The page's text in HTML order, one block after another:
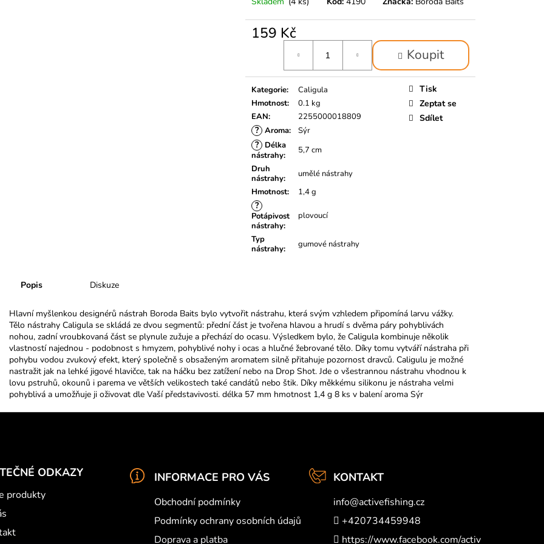
159 Kč
Koupit
Kategorie:
Caligula
Hmotnost:
0.1 kg
EAN: 2255000018809
? Aroma: Sýr
?
Délka
nástrahy:
5,7 cm
Druh
nástrahy:
umělé nástrahy
Hmotnost: 1,4 g
?
Potápivost
nástrahy:
plovoucí
Typ
nástrahy: gumové nástrahy
Tisk
Zeptat se
Sdílet
Popis Diskuze
Hlavní myšlenkou designérů nástrah Boroda Baits bylo vytvořit nástrahu, která svým vzhledem připomíná larvu vážky.
Tělo nástrahy Caligula se skládá ze dvou segmentů: přední část je tvořena hlavou a hrudí s dvěma páry pohyblivách
nohou, zadní vroubkovaná část se plynule zužuje a přechází do ocasu. Výsledkem bylo, že Caligula kombinuje několik
vlastností najednou - podobnost s hmyzem, pohyblivé nohy i ocas a hlučné žebrované tělo. Díky tomu vytváří nástraha při
pohybu vodou zvukový efekt, který společně s obsaženým aromatem silně přitahuje pozornost dravců. Caligulu je možné
nastražit jak na lehké jigové hlavičce, tak na háčku bez zatížení nebo na Drop Shot. Jde o všestrannou nástrahu vhodnou k
lovu pstruhů, okounů i parema ve větších velikostech také candátů nebo štik. Díky měkkému silikonu je nástraha velmi
pohyblivá a umožňuje ji oživovat dle Vaší představivosti. délka 57 mm hmotnost 1,4 g 8 ks v balení aroma Sýr
ODKAZY
produkty
INFORMACE PRO VÁS
Obchodní podmínky
Podmínky ochrany osobních údajů
Doprava a platba
KONTAKT
info@activefishing.cz
+420734459948
https://www.facebook.com/activ